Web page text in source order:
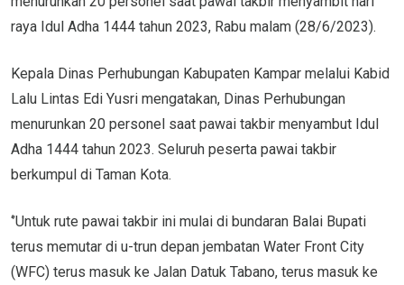
raya Idul Adha 1444 tahun 2023, Rabu malam (28/6/2023).
Kepala Dinas Perhubungan Kabupaten Kampar melalui Kabid
Lalu Lintas Edi Yusri mengatakan, Dinas Perhubungan
menurunkan 20 personel saat pawai takbir menyambut Idul
Adha 1444 tahun 2023. Seluruh peserta pawai takbir
berkumpul di Taman Kota.
‘’Untuk rute pawai takbir ini mulai di bundaran Balai Bupati
terus memutar di u-trun depan jembatan Water Front City
(WFC) terus masuk ke Jalan Datuk Tabano, terus masuk ke